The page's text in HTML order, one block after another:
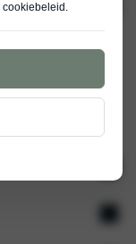
cookiebeleid .